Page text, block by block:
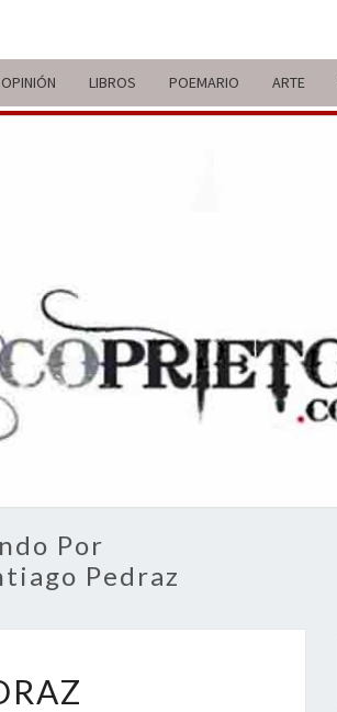
OPINIÓN LIBROS POEMARIO ARTE
DE
BREVE
RECORRIDO
VITAL Y
COMENTARIOS
ACTUALIDAD
Por
Pedraz